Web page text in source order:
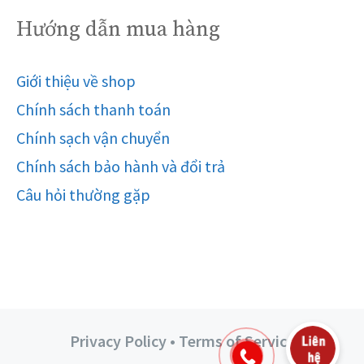
Hướng dẫn mua hàng
Giới thiệu về shop
Chính sách thanh toán
Chính sạch vận chuyển
Chính sách bảo hành và đổi trả
Câu hỏi thường gặp
Privacy Policy • Terms of Service